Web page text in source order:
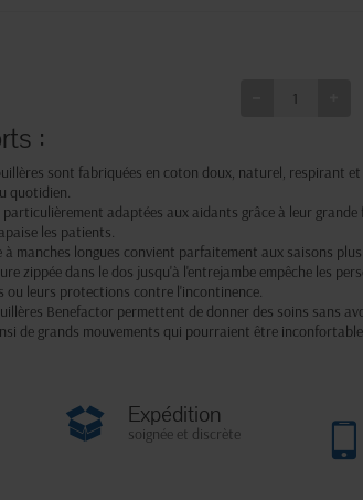
:
sont fabriquées en coton doux, naturel, respirant
quotidien.
particulièrement adaptées aux aidants grâce à leur
les patients.
à manches longues convient parfaitement aux saisons
zippée dans le dos jusqu'à l'entrejambe empêche les
ou leurs protections contre l'incontinence.
Benefactor permettent de donner des soins sans
de grands mouvements qui pourraient être
Expédition
soignée et discrète